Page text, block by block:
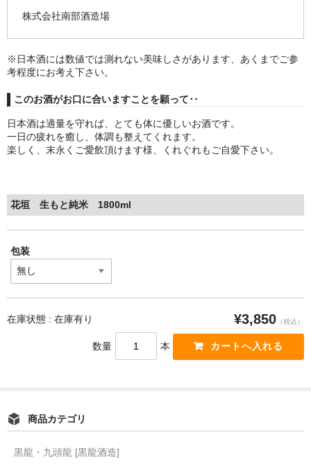
株式会社南部酒造場
※日本酒には数値では測れない美味しさがあります、あくまでご参
考程度にお考え下さい。
このお酒がお口に合いますことを願って‥
日本酒は適量を守れば、とても体に優しいお酒です。
一日の疲れを癒し、体調も整えてくれます。
楽しく、末永くご愛飲頂けます様、くれぐれもご自愛下さい。
花垣 生もと純米 1800ml
包装
在庫状態 : 在庫有り ¥3,850 （税込）
数量 本
商品カテゴリ
黒龍・九頭龍 [黒龍酒造]